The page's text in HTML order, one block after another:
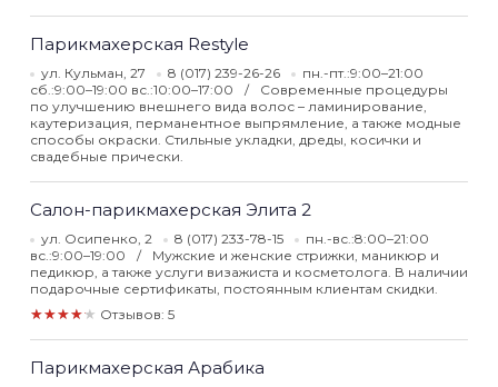
Парикмахерская Restyle
ул. Кульман, 27 8 (017) 239-26-26
пн.-пт.:9:00–21:00
сб.:9:00–19:00 вс.:10:00–17:00
Современные процедуры
по улучшению внешнего вида волос – ламинирование,
каутеризация, перманентное выпрямление, а также модные
способы окраски. Стильные укладки, дреды, косички и
свадебные прически.
Салон-парикмахерская Элита 2
ул. Осипенко, 2 8 (017) 233-78-15
пн.-вс.:8:00–21:00
вс.:9:00–19:00
Мужские и женские стрижки, маникюр и
педикюр, а также услуги визажиста и косметолога. В наличии
подарочные сертификаты, постоянным клиентам скидки.
★★★★★ Отзывов: 5
Парикмахерская Арабика